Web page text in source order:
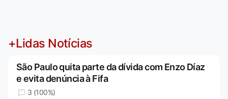
+Lidas Notícias
São Paulo quita parte da dívida com Enzo Díaz
e evita denúncia à Fifa
3 (100%)